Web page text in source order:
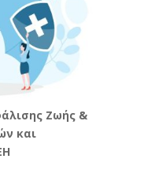
Ζωής &
και